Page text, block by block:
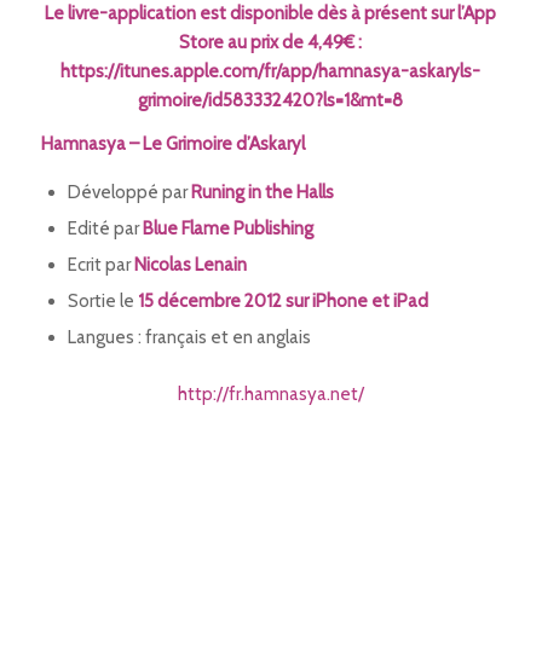
Le livre-application est disponible dès à présent sur l’App
Store au prix de 4,49€ :
https://itunes.apple.com/fr/app/hamnasya-askaryls-
grimoire/id583332420?ls=1&mt=8
Hamnasya – Le Grimoire d’Askaryl
Développé parRuning in the Halls
Edité parBlue Flame Publishing
Ecrit parNicolas Lenain
Sortie le 15 décembre 2012 sur iPhone et iPad
Langues : français et en anglais
http://fr.hamnasya.net/